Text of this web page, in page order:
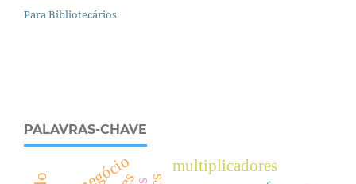
Para Bibliotecários
PALAVRAS-CHAVE
multiplicadores